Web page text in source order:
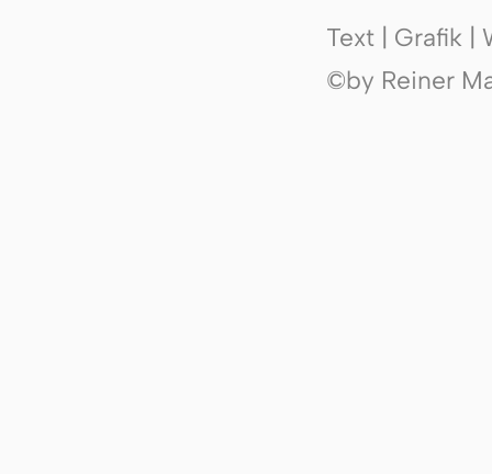
Text | Grafik |
©by Reiner